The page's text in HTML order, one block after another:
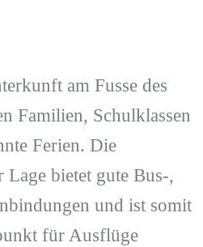
am Fusse des
Familien, Schulklassen
Ferien. Die
bietet gute Bus-,
und ist somit
für Ausflüge